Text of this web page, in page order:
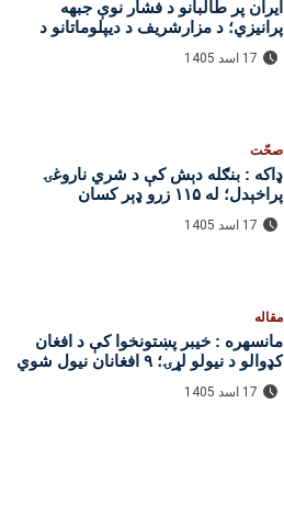
ایران پر طالبانو د فشار نوې جبهه
پرانیزي؛ د مزارشریف د دیپلوماتانو د
وژنې دوسیه بیا راپورته شوه
17 اسد 1405
صحّت
ډاکه : بنګله‌ دېش کې د شري ناروغۍ
پراخېدل؛ له ۱۱۵ زرو ډېر کسان
روغتونونو ته تللي
17 اسد 1405
مقاله
مانسهره : خیبر پښتونخوا کې د افغان
کډوالو د نیولو لړۍ؛ ۹ افغانان نیول شوي
17 اسد 1405